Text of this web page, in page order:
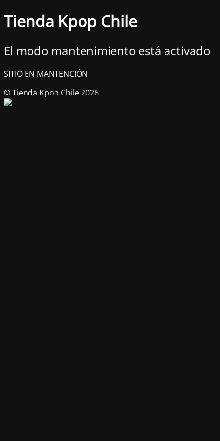
Tienda Kpop Chile
El modo mantenimiento está activado
SITIO EN MANTENCIÓN
© Tienda Kpop Chile 2026